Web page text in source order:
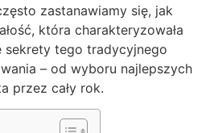
zastanawiamy się, jak
która charakteryzowała
tego tradycyjnego
– od wyboru najlepszych
przez cały rok.